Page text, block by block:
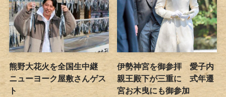
熊野大花火を全国生中継
ニューヨーク屋敷さんゲス
ト
伊勢神宮を御参拝 愛子内
親王殿下が三重に 式年遷
宮お木曳にも御参加